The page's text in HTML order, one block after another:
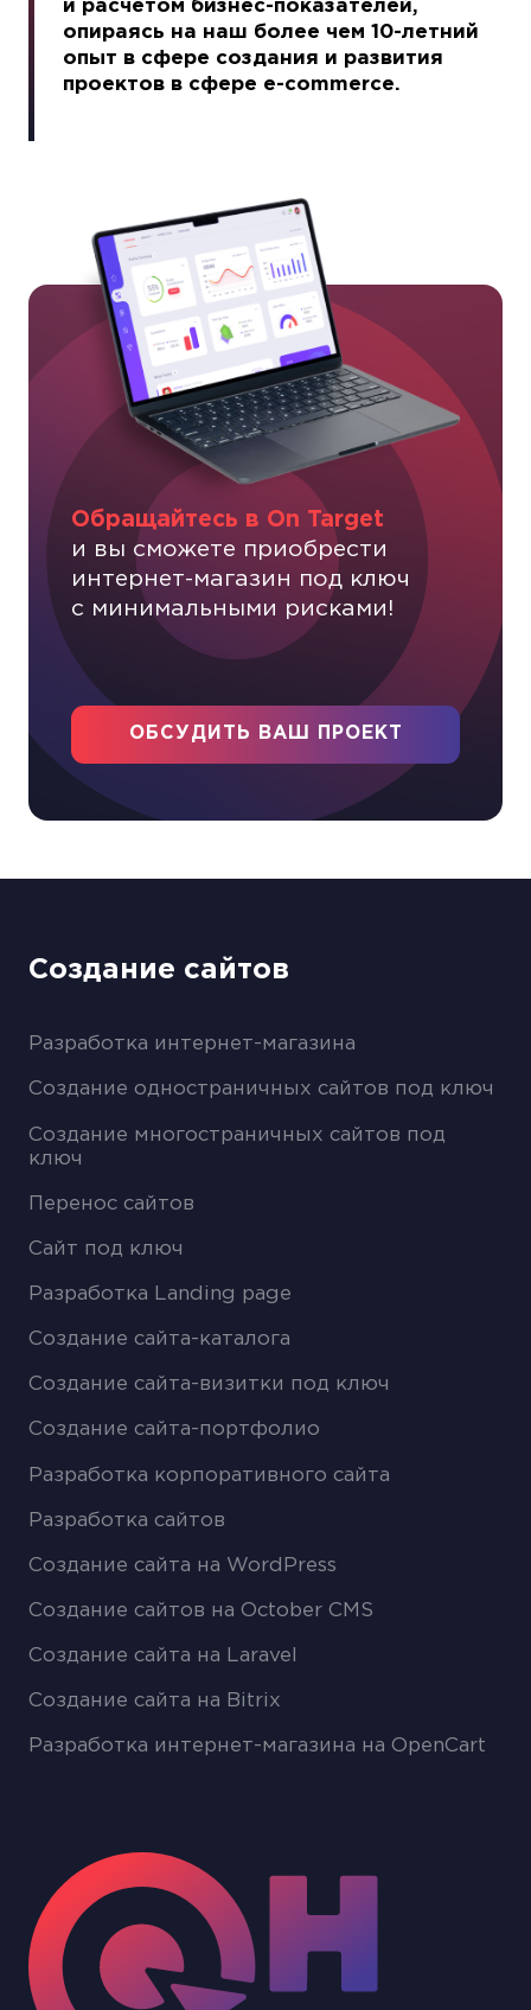
и расчетом бизнес-показателей,
опираясь на наш более чем 10-летний
опыт в сфере создания и развития
проектов в сфере e-commerce.
Обращайтесь в On Target
и вы сможете приобрести
интернет-магазин под ключ
с минимальными рисками!
ОБСУДИТЬ ВАШ ПРОЕКТ
Создание сайтов
Разработка интернет-магазина
Создание одностраничных сайтов под ключ
Создание многостраничных сайтов под
ключ
Перенос сайтов
Сайт под ключ
Разработка Landing page
Создание сайта-каталога
Создание сайта-визитки под ключ
Создание сайта-портфолио
Разработка корпоративного сайта
Разработка сайтов
Создание сайта на WordPress
Создание сайтов на October CMS
Создание сайта на Laravel
Создание сайта на Bitrix
Разработка интернет-магазина на OpenCart